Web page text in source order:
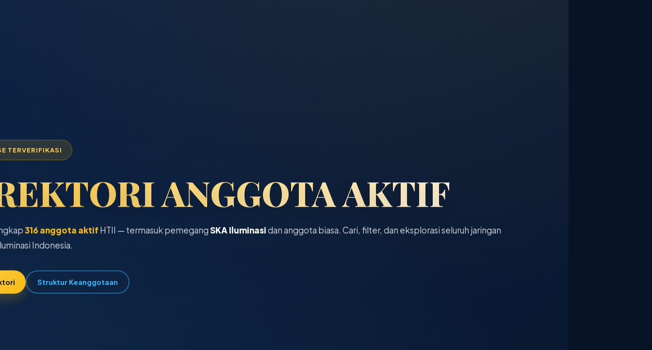
TERVERIFIKASI
ANGGOTA AKTIF
316 anggota aktif HTII — termasuk pemegangSKA Iluminasidan anggota biasa. Cari, filter, dan eksplorasi seluruh jaringan
Indonesia.
Struktur Keanggotaan